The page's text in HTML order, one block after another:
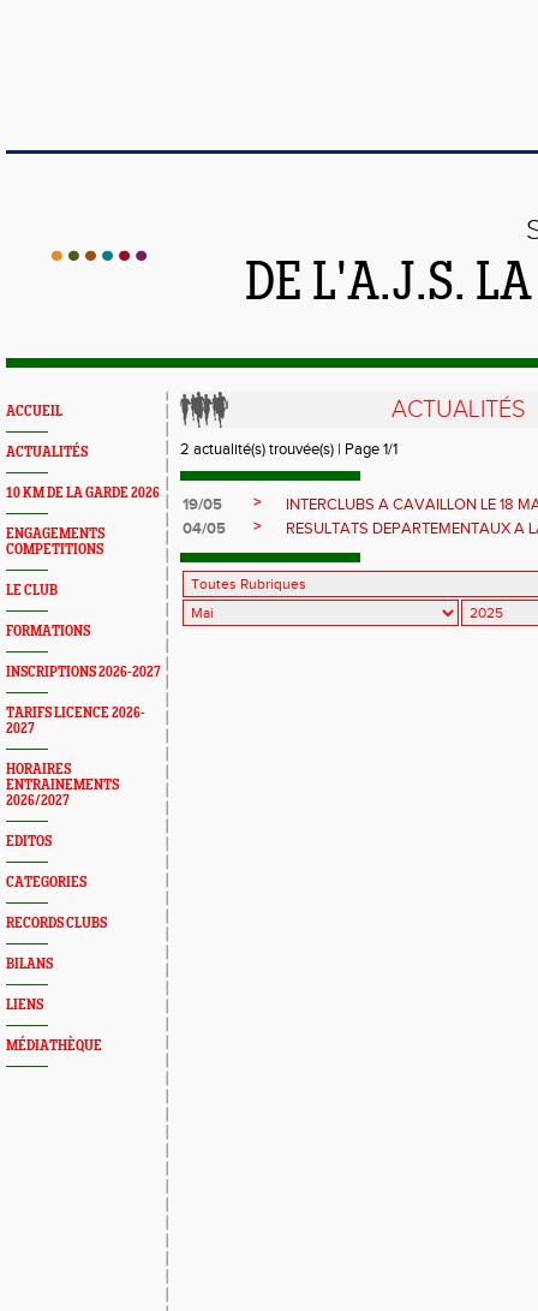
DE L'A.J.S.
ACCUEIL
ACTUALITÉS
10 KM DE LA GARDE 2026
ENGAGEMENTS
COMPETITIONS
LE CLUB
FORMATIONS
INSCRIPTIONS 2026-2027
TARIFS LICENCE 2026-
2027
HORAIRES
ENTRAINEMENTS
2026/2027
EDITOS
CATEGORIES
RECORDS CLUBS
BILANS
LIENS
MÉDIATHÈQUE
ACTUALITÉS
2 actualité(s) trouvée(s) | Page 1/1
19/05 >
INTERCLUBS A CAVAILLON LE 18
04/05
> RESULTATS DEPARTEMENTAUX A